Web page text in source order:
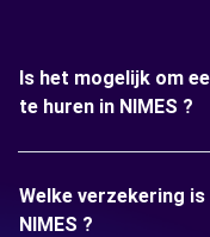
Is het mogelijk om
te huren in NIMES ?
Welke verzekering
NIMES ?